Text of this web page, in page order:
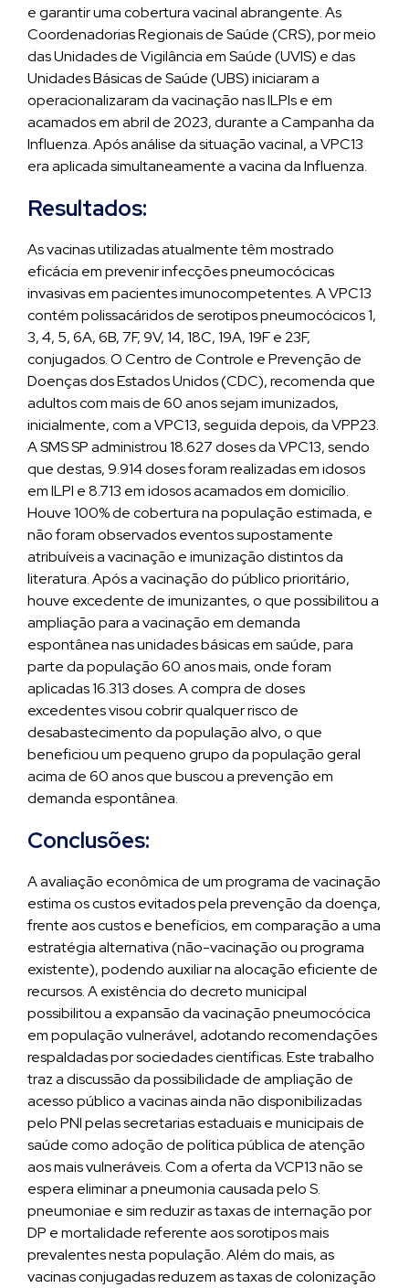
e garantir uma cobertura vacinal abrangente. As
Coordenadorias Regionais de Saúde (CRS), por meio
das Unidades de Vigilância em Saúde (UVIS) e das
Unidades Básicas de Saúde (UBS) iniciaram a
operacionalizaram da vacinação nas ILPIs e em
acamados em abril de 2023, durante a Campanha da
Influenza. Após análise da situação vacinal, a VPC13
era aplicada simultaneamente a vacina da Influenza.
Resultados:
As vacinas utilizadas atualmente têm mostrado
eficácia em prevenir infecções pneumocócicas
invasivas em pacientes imunocompetentes. A VPC13
contém polissacáridos de serotipos pneumocócicos 1,
3, 4, 5, 6A, 6B, 7F, 9V, 14, 18C, 19A, 19F e 23F,
conjugados. O Centro de Controle e Prevenção de
Doenças dos Estados Unidos (CDC), recomenda que
adultos com mais de 60 anos sejam imunizados,
inicialmente, com a VPC13, seguida depois, da VPP23.
A SMS SP administrou 18.627 doses da VPC13, sendo
que destas, 9.914 doses foram realizadas em idosos
em ILPI e 8.713 em idosos acamados em domicílio.
Houve 100% de cobertura na população estimada, e
não foram observados eventos supostamente
atribuíveis a vacinação e imunização distintos da
literatura. Após a vacinação do público prioritário,
houve excedente de imunizantes, o que possibilitou a
ampliação para a vacinação em demanda
espontânea nas unidades básicas em saúde, para
parte da população 60 anos mais, onde foram
aplicadas 16.313 doses. A compra de doses
excedentes visou cobrir qualquer risco de
desabastecimento da população alvo, o que
beneficiou um pequeno grupo da população geral
acima de 60 anos que buscou a prevenção em
demanda espontânea.
Conclusões:
A avaliação econômica de um programa de vacinação
estima os custos evitados pela prevenção da doença,
frente aos custos e benefícios, em comparação a uma
estratégia alternativa (não-vacinação ou programa
existente), podendo auxiliar na alocação eficiente de
recursos. A existência do decreto municipal
possibilitou a expansão da vacinação pneumocócica
em população vulnerável, adotando recomendações
respaldadas por sociedades científicas. Este trabalho
traz a discussão da possibilidade de ampliação de
acesso público a vacinas ainda não disponibilizadas
pelo PNI pelas secretarias estaduais e municipais de
saúde como adoção de política pública de atenção
aos mais vulneráveis. Com a oferta da VCP13 não se
espera eliminar a pneumonia causada pelo S.
pneumoniae e sim reduzir as taxas de internação por
DP e mortalidade referente aos sorotipos mais
prevalentes nesta população. Além do mais, as
vacinas conjugadas reduzem as taxas de colonização